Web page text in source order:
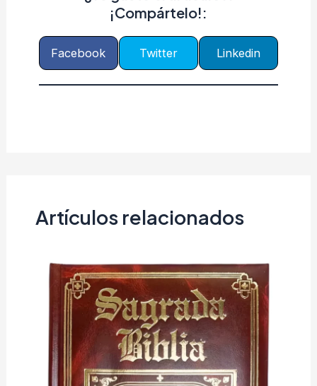
¡Compártelo!:
Facebook Twitter Linkedin
Artículos relacionados